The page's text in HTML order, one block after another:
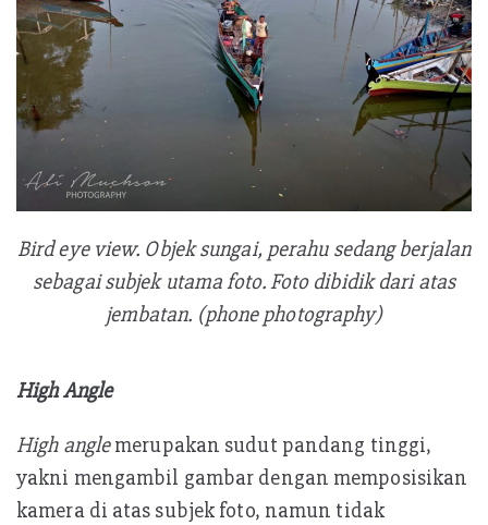
Bird eye view. Objek sungai, perahu sedang berjalan
sebagai subjek utama foto. Foto dibidik dari atas
jembatan. (phone photography)
High Angle
High anglemerupakan sudut pandang tinggi,
yakni mengambil gambar dengan memposisikan
kamera di atas subjek foto, namun tidak